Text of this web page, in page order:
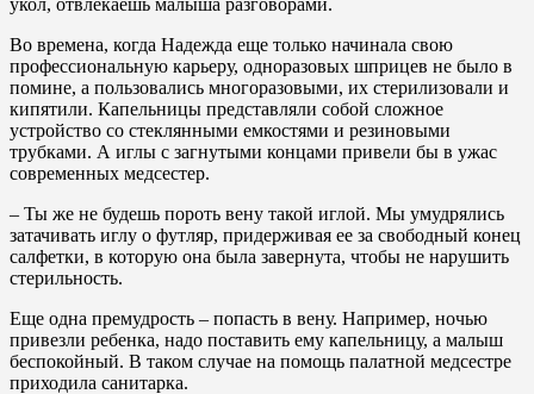
Во времена, когда Надежда еще только начинала свою
профессиональную карьеру, одноразовых шприцев не было в
помине, а пользовались многоразовыми, их стерилизовали и
кипятили. Капельницы представляли собой сложное
устройство со стеклянными емкостями и резиновыми
трубками. А иглы с загнутыми концами привели бы в ужас
современных медсестер.
– Ты же не будешь пороть вену такой иглой. Мы умудрялись
затачивать иглу о футляр, придерживая ее за свободный конец
салфетки, в которую она была завернута, чтобы не нарушить
стерильность.
Еще одна премудрость – попасть в вену. Например, ночью
привезли ребенка, надо поставить ему капельницу, а малыш
беспокойный. В таком случае на помощь палатной медсестре
приходила санитарка.